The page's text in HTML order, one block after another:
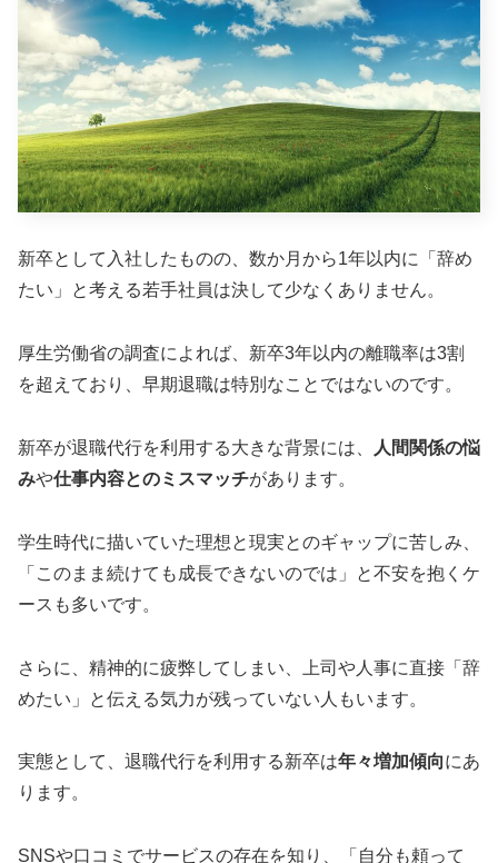
新卒として入社したものの、数か月から1年以内に「辞め
たい」と考える若手社員は決して少なくありません。
厚生労働省の調査によれば、新卒3年以内の離職率は3割
を超えており、早期退職は特別なことではないのです。
新卒が退職代行を利用する大きな背景には、
人間関係の悩
みや仕事内容とのミスマッチがあります。
学生時代に描いていた理想と現実とのギャップに苦しみ、
「このまま続けても成長できないのでは」と不安を抱くケ
ースも多いです。
さらに、精神的に疲弊してしまい、上司や人事に直接「辞
めたい」と伝える気力が残っていない人もいます。
実態として、退職代行を利用する新卒は年々増加傾向にあ
ります。
SNSや口コミでサービスの存在を知り、「自分も頼って